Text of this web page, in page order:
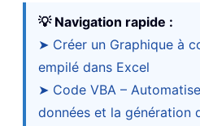
💡 Navigation rapide :
➤ Créer un Graphique à
empilé dans Excel
➤ Code VBA –
données et la génération